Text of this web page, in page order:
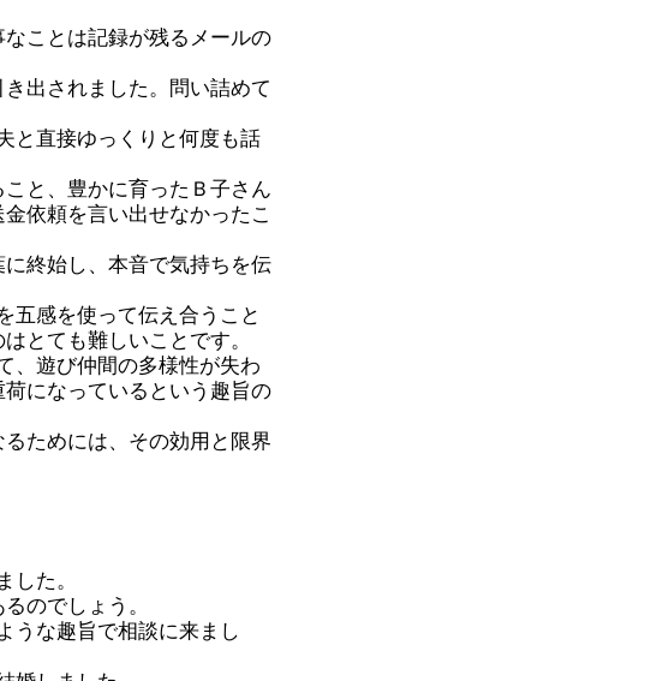
ことは記録が残るメールの
出されました。問い詰めて
と直接ゆっくりと何度も話
と、豊かに育ったＢ子さん
依頼を言い出せなかったこ
終始し、本音で気持ちを伝
五感を使って伝え合うこと
とても難しいことです。
、遊び仲間の多様性が失わ
になっているという趣旨の
ためには、その効用と限界
した。
のでしょう。
うな趣旨で相談に来まし